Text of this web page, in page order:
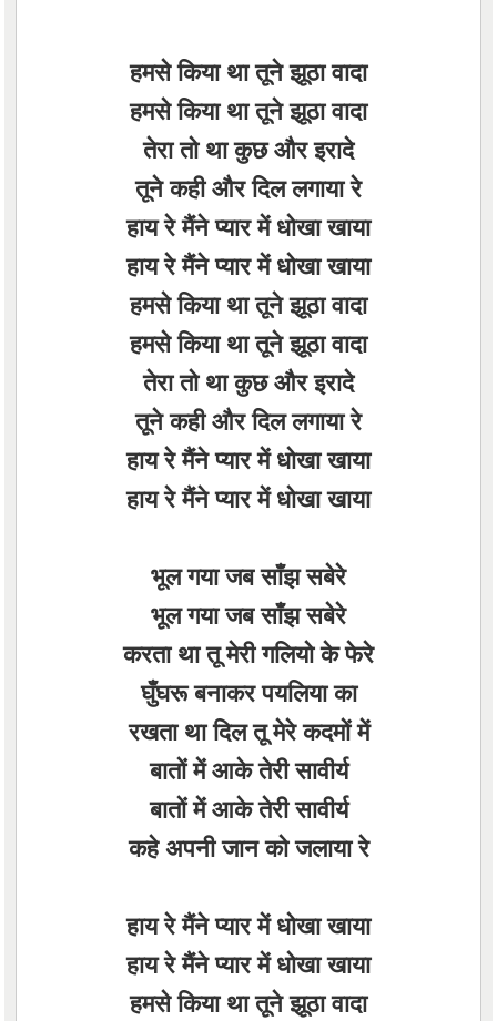
हमसे किया था तूने झूठा वादा
हमसे किया था तूने झूठा वादा
तेरा तो था कुछ और इरादे
तूने कही और दिल लगाया रे
हाय रे मैंने प्यार में धोखा खाया
हाय रे मैंने प्यार में धोखा खाया
हमसे किया था तूने झूठा वादा
हमसे किया था तूने झूठा वादा
तेरा तो था कुछ और इरादे
तूने कही और दिल लगाया रे
हाय रे मैंने प्यार में धोखा खाया
हाय रे मैंने प्यार में धोखा खाया
भूल गया जब साँझ सबेरे
भूल गया जब साँझ सबेरे
करता था तू मेरी गलियो के फेरे
घुँघरू बनाकर पयलिया का
रखता था दिल तू मेरे कदमों में
बातों में आके तेरी सावीर्य
बातों में आके तेरी सावीर्य
कहे अपनी जान को जलाया रे
हाय रे मैंने प्यार में धोखा खाया
हाय रे मैंने प्यार में धोखा खाया
हमसे किया था तूने झूठा वादा